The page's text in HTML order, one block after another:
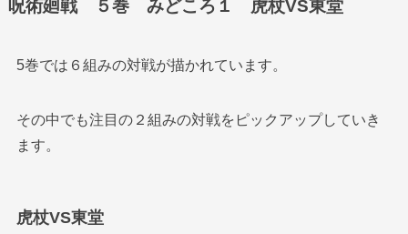
呪術廻戦 ５巻 みどころ１ 虎杖VS東堂
5巻では６組みの対戦が描かれています。
その中でも注目の２組みの対戦をピックアップしていき
ます。
虎杖VS東堂